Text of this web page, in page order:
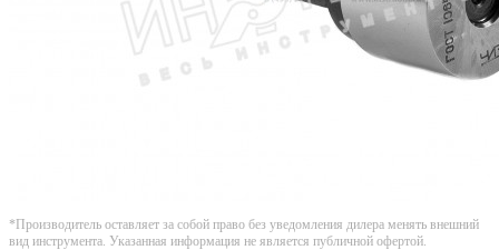
*Производитель оставляет за собой право без уведомления дилера менять внешний
вид инструмента. Указанная информация не является публичной офертой.